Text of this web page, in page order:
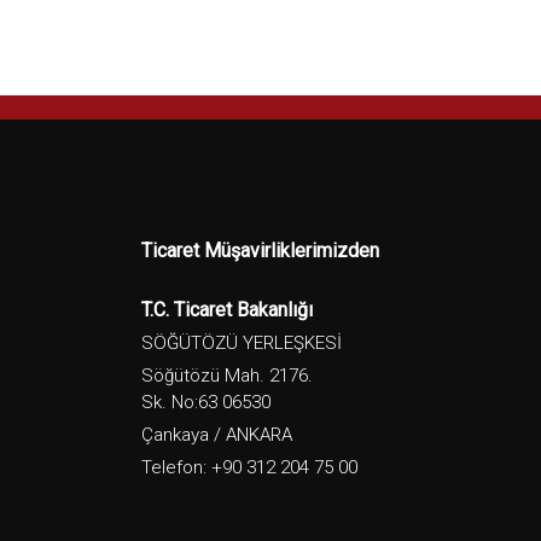
Ticaret Müşavirliklerimizden
T.C. Ticaret Bakanlığı
SÖĞÜTÖZÜ YERLEŞKESİ
Söğütözü Mah. 2176.
Sk. No:63 06530
Çankaya / ANKARA
Telefon: +90 312 204 75 00